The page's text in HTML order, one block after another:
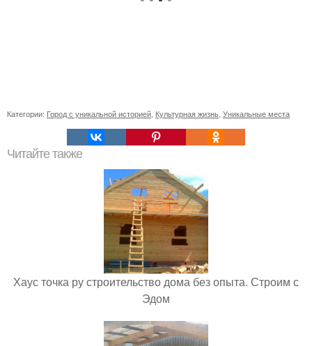
Категории: Город с уникальной историей Культурная жизнь Уникальные места
Читайте также
Хаус точка ру строительство дома без опыта. Строим с
Эдом